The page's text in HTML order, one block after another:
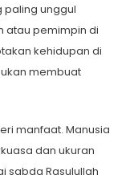
paling unggul
atau pemimpin di
kehidupan di
membuat
manfaat. Manusia
dan ukuran
sabda Rasulullah